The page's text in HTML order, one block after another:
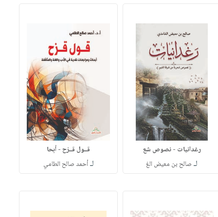
رغدانيات - نصوص شع
لـ صالح بن معيض الغ
قــول قــزح - أبحا
لـأحمد صالح الطامي